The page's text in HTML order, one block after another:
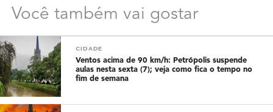
Você também vai gostar
CIDADE
Ventos acima de 90 km/h: Petrópolis suspende
aulas nesta sexta (7); veja como fica o tempo no
fim de semana